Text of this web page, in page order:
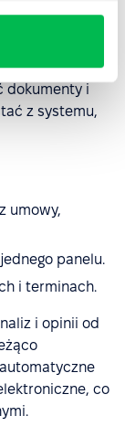
ogromne
za
dokumenty i
z systemu,
umowy,
panelu.
i terminach.
i opinii od
co